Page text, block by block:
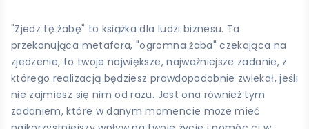
"Zjedz tę żabę" to książka dla ludzi biznesu. Ta
przekonująca metafora, "ogromna żaba" czekająca na
zjedzenie, to twoje największe, najważniejsze zadanie, z
którego realizacją będziesz prawdopodobnie zwlekał, jeśli
nie zajmiesz się nim od razu. Jest ona również tym
zadaniem, które w danym momencie może mieć